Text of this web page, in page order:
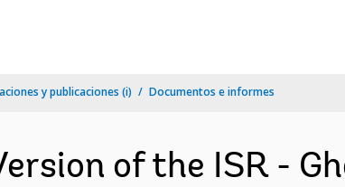
y publicaciones (i) Documentos e informes
of the ISR -